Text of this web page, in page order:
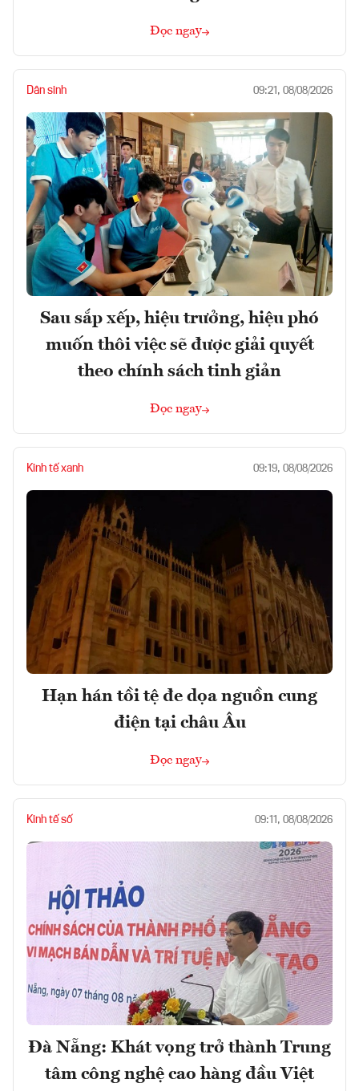
Đọc ngay
Dân sinh 09:21, 08/08/2026
Sau sắp xếp, hiệu trưởng, hiệu phó
muốn thôi việc sẽ được giải quyết
theo chính sách tinh giản
Đọc ngay
Kinh tế xanh 09:19, 08/08/2026
Hạn hán tồi tệ đe dọa nguồn cung
điện tại châu Âu
Đọc ngay
Kinh tế số 09:11, 08/08/2026
Đà Nẵng: Khát vọng trở thành Trung
tâm công nghệ cao hàng đầu Việt